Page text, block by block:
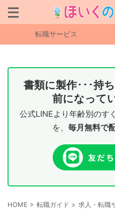
転職サービス
書類に製作･･･持
前になって
公式LINEより年齢別のす
を、 毎月無料で
HOME > 転職ガイド > 求人・転職